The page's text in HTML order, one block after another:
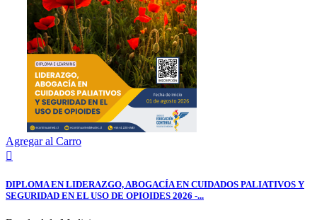
Agregar al Carro

DIPLOMA EN LIDERAZGO, ABOGACÍA EN CUIDADOS PALIATIVOS Y
SEGURIDAD EN EL USO DE OPIOIDES 2026 -...